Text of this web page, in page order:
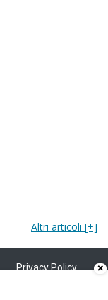
Altri articoli [+]
Privacy Policy
×